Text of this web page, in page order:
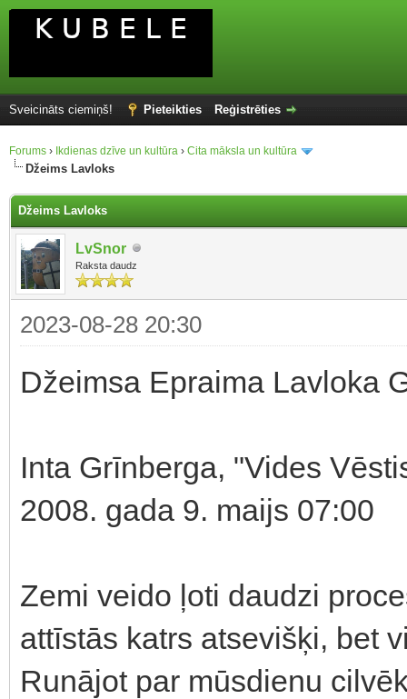
Sveicināts ciemiņš! Pieteikties Reģistrēties
Forums › Ikdienas dzīve un kultūra › Cita māksla un kultūra
Džeims Lavloks
Džeims Lavloks
LvSnor
Raksta daudz
2023-08-28 20:30
Džeimsa Epraima Lavloka
Inta Grīnberga, "Vides
2008. gada 9. maijs 07:00
Zemi veido ļoti daudzi
attīstās katrs atsevišķi, bet
Runājot par mūsdienu